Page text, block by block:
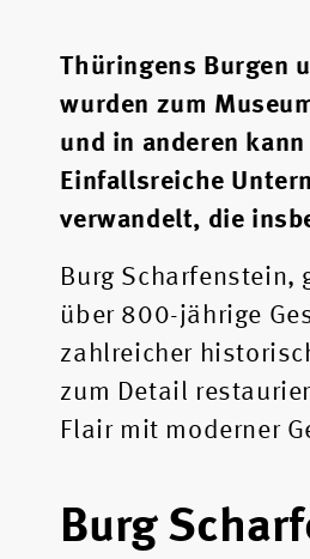
Thüringens Burgen
wurden zum
und in anderen
Einfallsreiche
verwandelt, die
Burg Scharfenstein,
über 800-jährige
zahlreicher
zum Detail
Flair mit moderner
Burg